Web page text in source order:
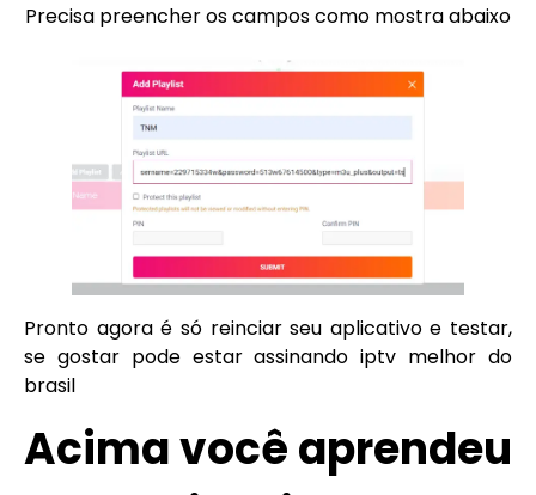
Precisa preencher os campos como mostra abaixo
Pronto agora é só reinciar seu aplicativo e testar,
se gostar pode estar assinando iptv melhor do
brasil
Acima você aprendeu